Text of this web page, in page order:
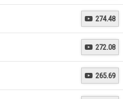
 274.48
 272.08
 265.69